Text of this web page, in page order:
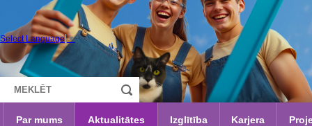
Select Language ▼
Par mums Aktualitātes Izglītība Karjera